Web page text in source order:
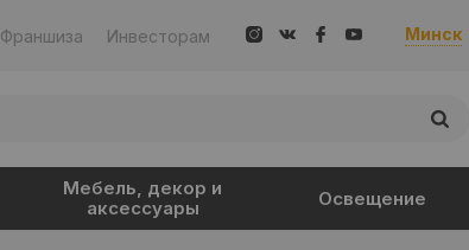
Франшиза Инвесторам Минск
Мебель, декор и
аксессуары
Освещение